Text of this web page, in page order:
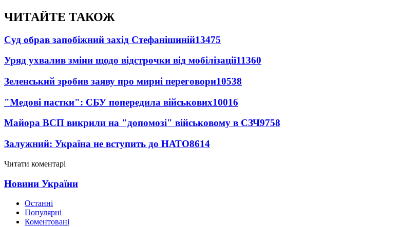
ЧИТАЙТЕ ТАКОЖ
Суд обрав запобіжний захід Стефанішиній13475
Уряд ухвалив зміни щодо відстрочки від мобілізації11360
Зеленський зробив заяву про мирні переговори10538
"Медові пастки": СБУ попередила військових10016
Майора ВСП викрили на "допомозі" військовому в СЗЧ9758
Залужний: Україна не вступить до НАТО8614
Читати коментарі
Новини України
Останні
Популярні
Коментовані